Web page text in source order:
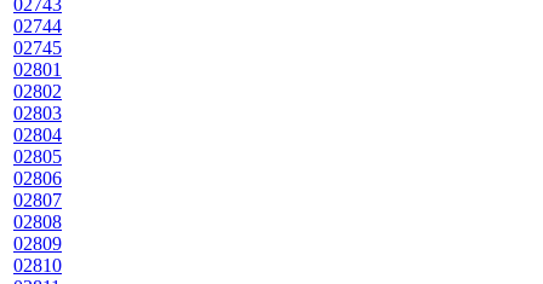
02743
02744
02745
02801
02802
02803
02804
02805
02806
02807
02808
02809
02810